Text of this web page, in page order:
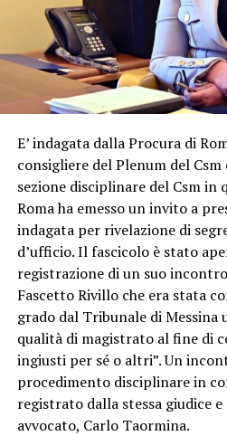
E’ indagata dalla Procura di
consigliere del Plenum del
sezione disciplinare del Csm in
Roma ha emesso un invito a
indagata per rivelazione di
d’ufficio. Il fascicolo è stato
registrazione di un suo
Fascetto Rivillo che era stata
grado dal Tribunale di Messina
qualità di magistrato al fine di
ingiusti per sé o altri”. Un
procedimento disciplinare in
registrato dalla stessa giudice
avvocato, Carlo Taormina.